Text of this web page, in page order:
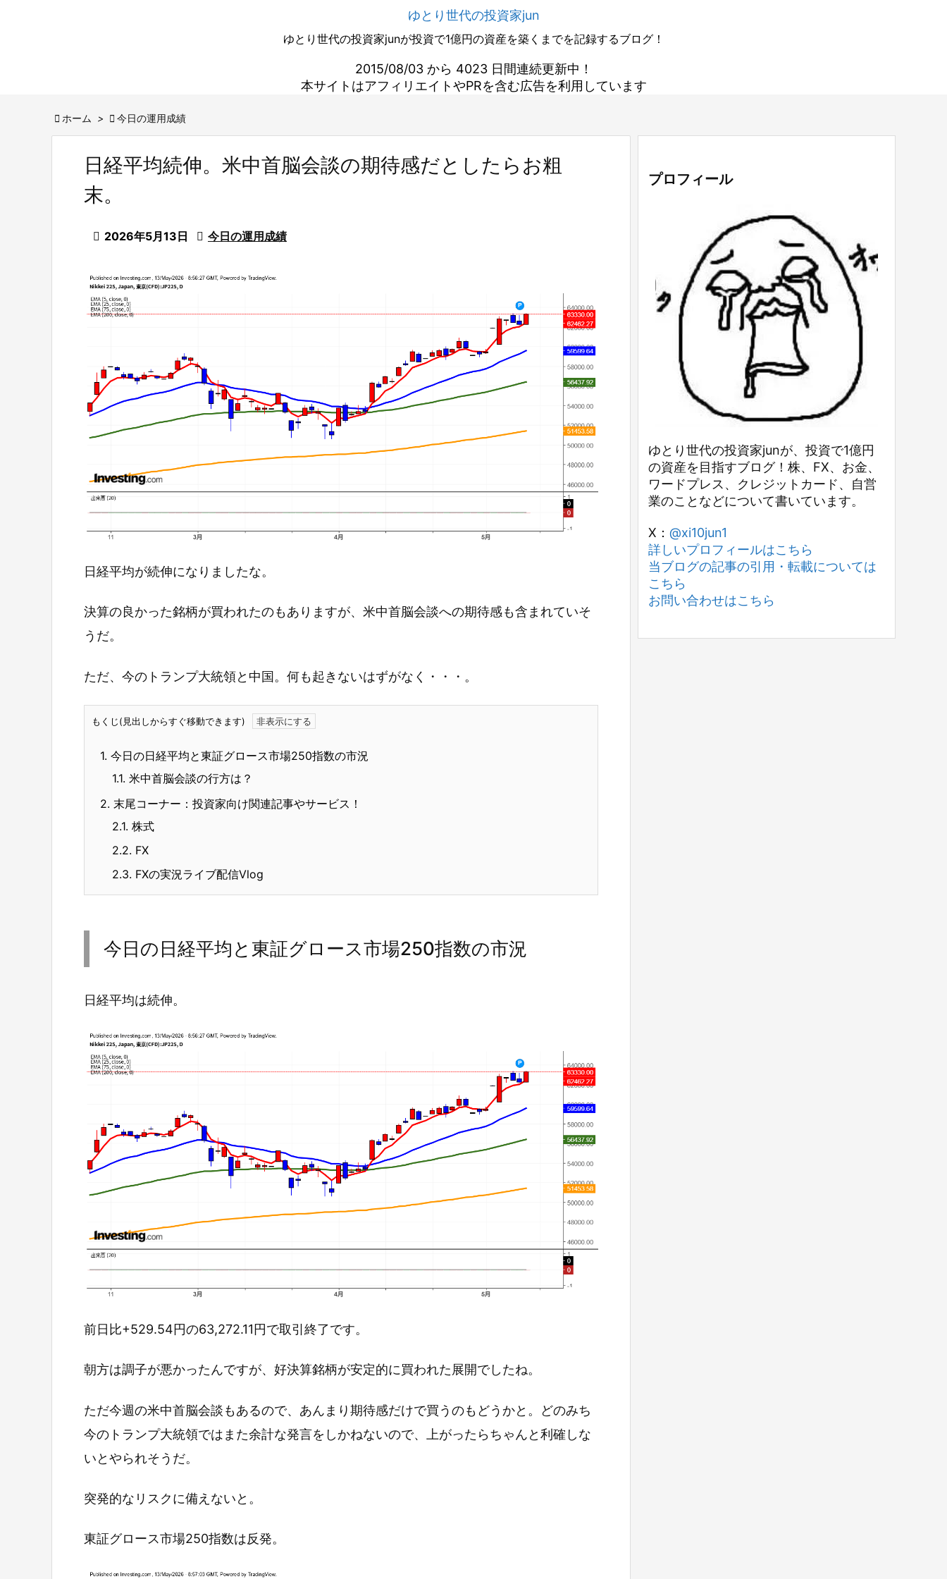
ゆとり世代の投資家jun
ゆとり世代の投資家junが投資で1億円の資産を築くまでを記録するブログ！
2015/08/03 から 4023 日間連続更新中！
本サイトはアフィリエイトやPRを含む広告を利用しています
 ホーム >  今日の運用成績
日経平均続伸。米中首脳会談の期待感だとしたらお粗
末。
 2026年5月13日  今日の運用成績
日経平均が続伸になりましたな。
決算の良かった銘柄が買われたのもありますが、米中首脳会談への期待感も含まれていそ
うだ。
ただ、今のトランプ大統領と中国。何も起きないはずがなく・・・。
もくじ(見出しからすぐ移動できます)
1. 今日の日経平均と東証グロース市場250指数の市況
1.1. 米中首脳会談の行方は？
2. 末尾コーナー：投資家向け関連記事やサービス！
2.1. 株式
2.2. FX
2.3. FXの実況ライブ配信Vlog
今日の日経平均と東証グロース市場250指数の市況
日経平均は続伸。
前日比+529.54円の63,272.11円で取引終了です。
朝方は調子が悪かったんですが、好決算銘柄が安定的に買われた展開でしたね。
ただ今週の米中首脳会談もあるので、あんまり期待感だけで買うのもどうかと。どのみち
今のトランプ大統領ではまた余計な発言をしかねないので、上がったらちゃんと利確しな
いとやられそうだ。
突発的なリスクに備えないと。
東証グロース市場250指数は反発。
プロフィール
ゆとり世代の投資家junが、投資で1億円
の資産を目指すブログ！株、FX、お金、
ワードプレス、クレジットカード、自営
業のことなどについて書いています。
X： @xi10jun1
詳しいプロフィールはこちら
当ブログの記事の引用・転載については
こちら
お問い合わせはこちら